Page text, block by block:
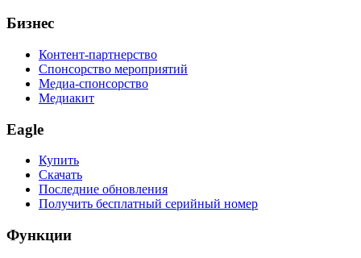
Бизнес
Контент-партнерство
Спонсорство мероприятий
Медиа-спонсорство
Медиакит
Eagle
Купить
Скачать
Последние обновления
Получить бесплатный серийный номер
Функции